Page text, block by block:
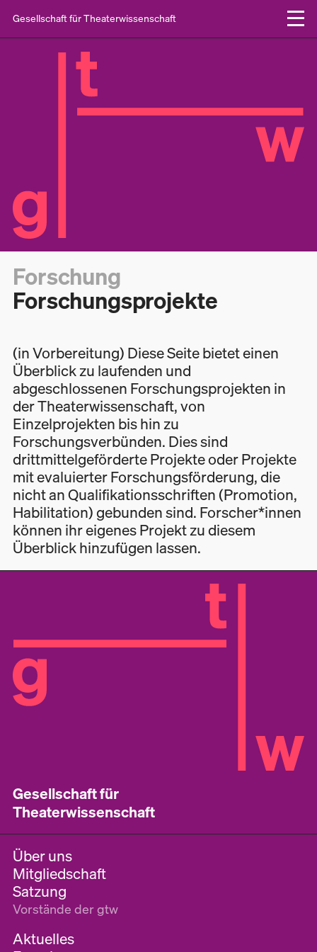
Gesellschaft für Theaterwissenschaft
Forschung
Forschungsprojekte
(in Vorbereitung) Diese Seite bietet einen
Überblick zu laufenden und
abgeschlossenen Forschungsprojekten in
der Theaterwissenschaft, von
Einzelprojekten bis hin zu
Forschungsverbünden. Dies sind
drittmittelgeförderte Projekte oder Projekte
mit evaluierter Forschungsförderung, die
nicht an Qualifikationsschriften (Promotion,
Habilitation) gebunden sind. Forscher*innen
können ihr eigenes Projekt zu diesem
Überblick hinzufügen lassen.
Gesellschaft für
Theaterwissenschaft
Über uns
Mitgliedschaft
Satzung
Vorstände der gtw
Aktuelles